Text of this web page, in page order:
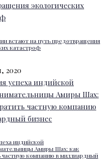
встают на путь предотвращения
катастроф
2020
индийской
Амиры Шах: как
частную компанию в миллиардный